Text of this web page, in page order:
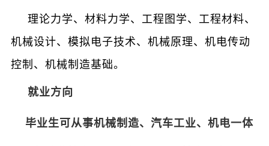
理论力学、材料力学、工程图学、工程材料、
机械设计、模拟电子技术、机械原理、机电传动
控制、机械制造基础。
就业方向
毕业生可从事机械制造、汽车工业、机电一体